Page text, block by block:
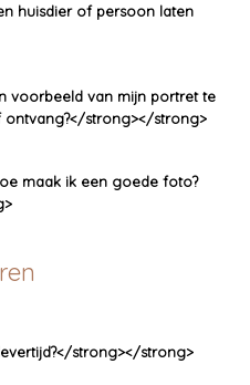
huisdier of persoon laten
voorbeeld van mijn portret te
strong></strong>
maak ik een goede foto?
strong></strong>